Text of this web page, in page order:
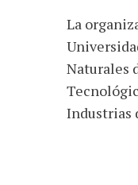
La
Naturales
Industrias